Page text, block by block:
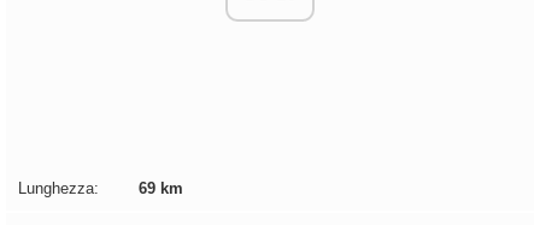
Lunghezza: 69 km